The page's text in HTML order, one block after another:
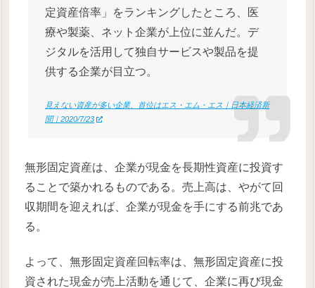
定資産倍率」をランキングしたところ、医
療や製薬、ネット企業が上位に並んだ。デ
ジタルを活用して独自サービスや製品を提
供する企業が目立つ。
見えない資産が多い企業、首位はエス・エム・エス｜日本経済新
聞｜2020/7/23
無形固定資産は、企業が現金を長期性資産に投資す
ることで築かれるものである。売上高は、やがて回
収期間を迎えれば、企業が現金を手にする前兆であ
る。
よって、無形固定資産回転率は、無形固定資産に投
資された現金が売上活動を通じて、企業に再び現金